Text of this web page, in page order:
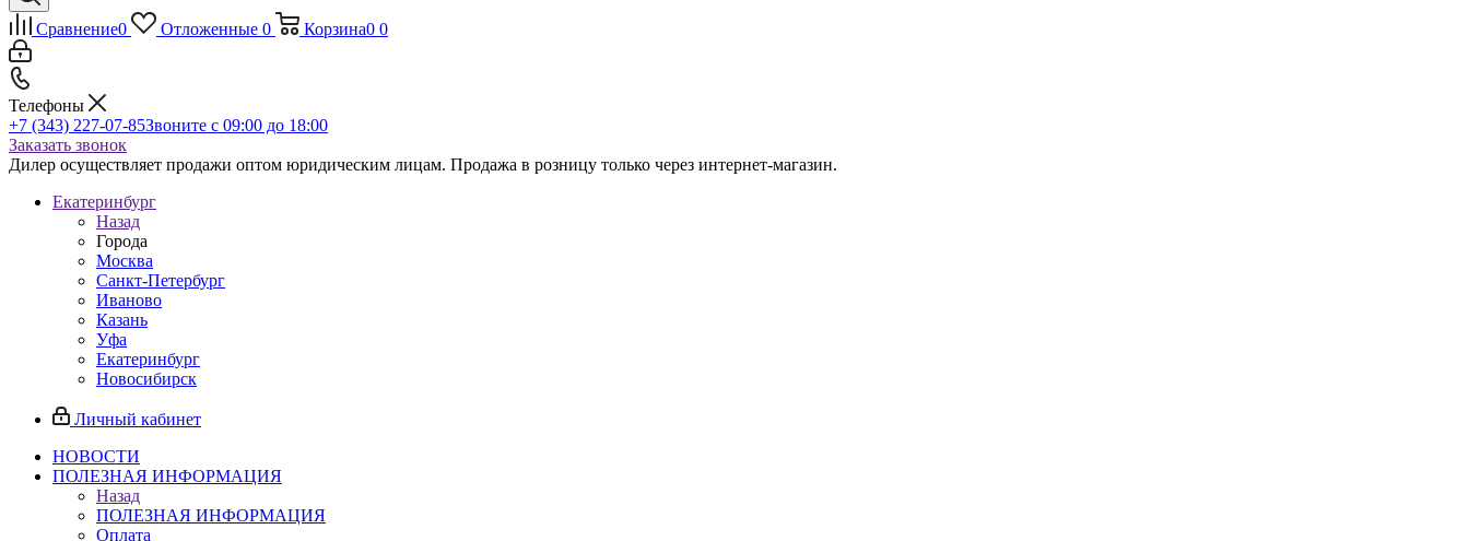
Сравнение0 Отложенные 0 Корзина0 0
Телефоны
+7 (343) 227-07-85Звоните с 09:00 до 18:00
Заказать звонок
Дилер осуществляет продажи оптом юридическим лицам. Продажа в розницу только через интернет-магазин.
Екатеринбург
Назад
Города
Москва
Санкт-Петербург
Иваново
Казань
Уфа
Екатеринбург
Новосибирск
Личный кабинет
НОВОСТИ
ПОЛЕЗНАЯ ИНФОРМАЦИЯ
Назад
ПОЛЕЗНАЯ ИНФОРМАЦИЯ
Оплата